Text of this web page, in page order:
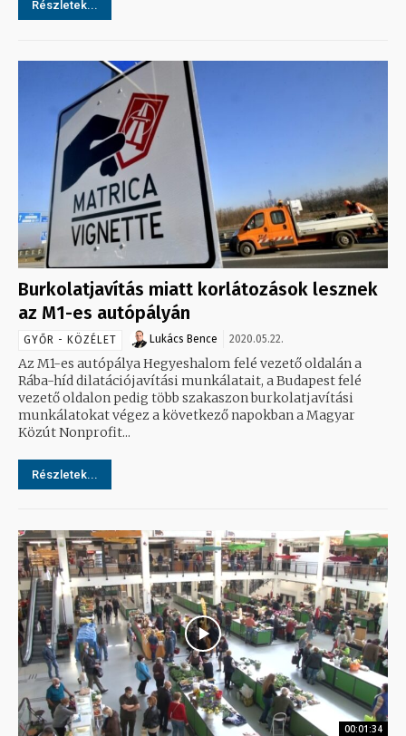
Részletek...
Burkolatjavítás miatt korlátozások lesznek
az M1-es autópályán
GYŐR - KÖZÉLET Lukács Bence 2020.05.22.
Az M1-es autópálya Hegyeshalom felé vezető oldalán a
Rába-híd dilatációjavítási munkálatait, a Budapest felé
vezető oldalon pedig több szakaszon burkolatjavítási
munkálatokat végez a következő napokban a Magyar
Közút Nonprofit...
Részletek...
00:01:34